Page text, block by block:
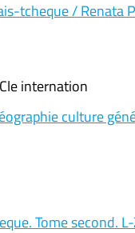
tcheque / Renata
internation
culture
Tome second.